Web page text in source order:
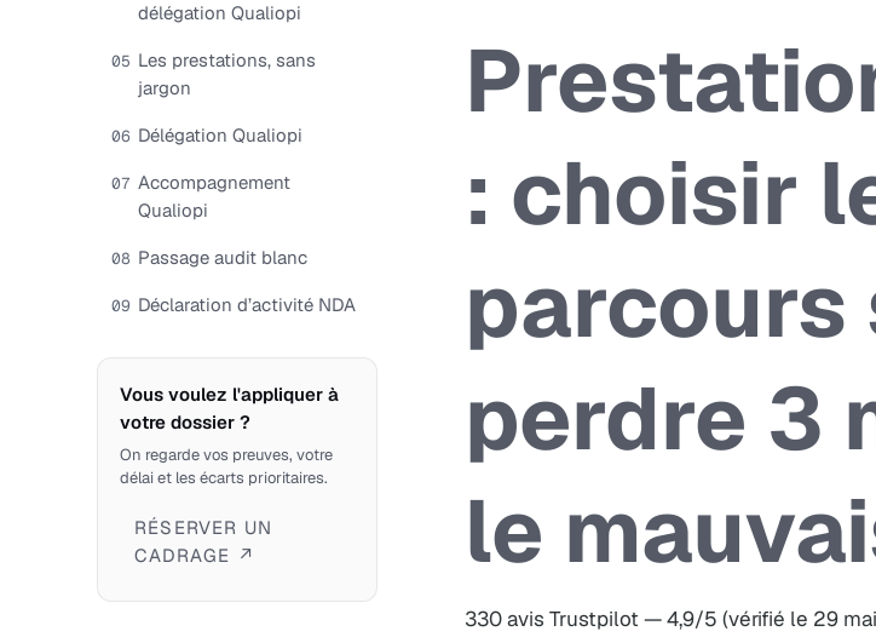
délégation Qualiopi
05 Les prestations, sans
jargon
06 Délégation Qualiopi
07 Accompagnement
Qualiopi
08 Passage audit blanc
09 Déclaration d’activité NDA
Vous voulez l'appliquer à
votre dossier ?
On regarde vos preuves, votre
délai et les écarts prioritaires.
RÉSERVER UN
CADRAGE ↗
: choisir
parcours
perdre 3
le
330 avis Trustpilot — 4,9/5 (vérifié le 29